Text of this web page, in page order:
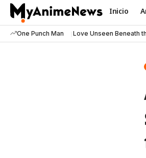
Inicio
One Punch Man Love Unseen Beneath